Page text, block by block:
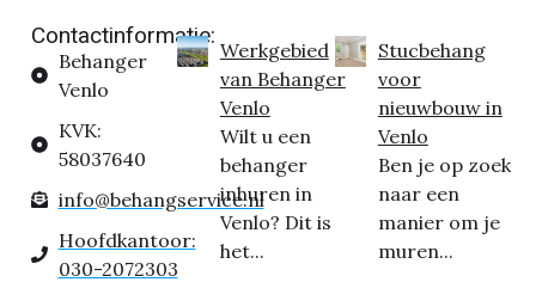
Contactinformatie:
Behanger
Venlo
KVK:
58037640
info@behangservice.nl
Hoofdkantoor:
030-2072303
Werkgebied
van Behanger
Venlo
Wilt u een
behanger
inhuren in
Venlo? Dit is
het...
Stucbehang
voor
nieuwbouw in
Venlo
Ben je op zoek
naar een
manier om je
muren...